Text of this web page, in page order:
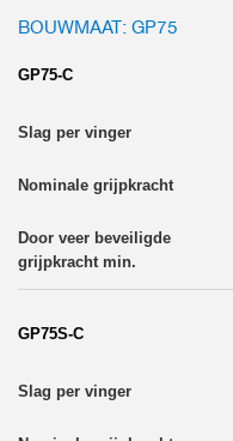
BOUWMAAT: GP75
GP75-C
GP75S-C